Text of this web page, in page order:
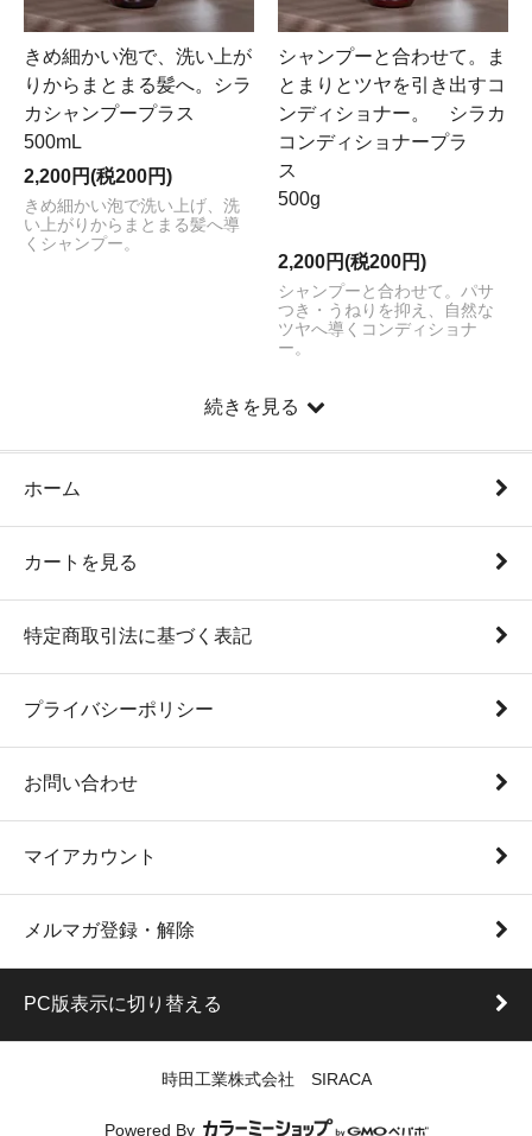
きめ細かい泡で、洗い上が
りからまとまる髪へ。シラ
カシャンプープラス
500mL
2,200円(税200円)
きめ細かい泡で洗い上げ、洗
い上がりからまとまる髪へ導
くシャンプー。
シャンプーと合わせて。ま
とまりとツヤを引き出すコ
ンディショナー。 シラカ
コンディショナープラ
ス
500g
2,200円(税200円)
シャンプーと合わせて。パサ
つき・うねりを抑え、自然な
ツヤへ導くコンディショナ
ー。
続きを見る
ホーム
カートを見る
特定商取引法に基づく表記
プライバシーポリシー
お問い合わせ
マイアカウント
メルマガ登録・解除
PC版表示に切り替える
時田工業株式会社 SIRACA
Powered By